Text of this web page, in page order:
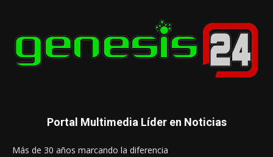
Portal Multimedia Líder en Noticias
Más de 30 años marcando la diferencia